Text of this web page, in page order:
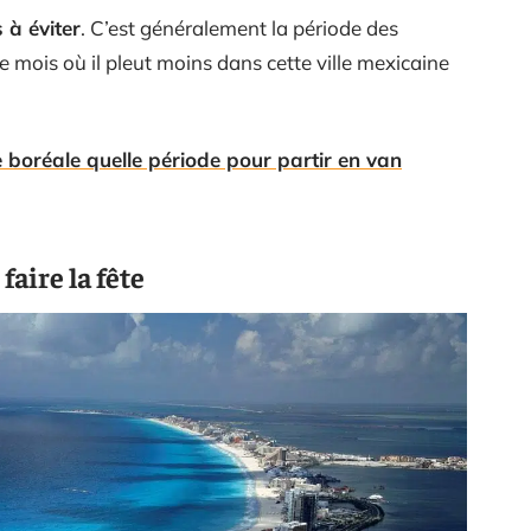
à éviter. C’est généralement la période des
mois où il pleut moins dans cette ville mexicaine
boréale quelle période pour partir en van
la fête